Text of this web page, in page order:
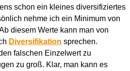
schon ein kleines diversifiziertes
nehme ich ein Minimum von
diesem Werte kann man von
Diversifikation sprechen.
falschen Einzelwert zu
zu groß. Klar, man kann es